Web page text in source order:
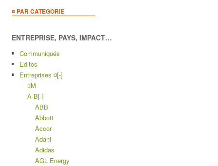
¤ PAR CATEGORIE
ENTREPRISE, PAYS, IMPACT…
Communiqués
Editos
Entreprises ¤[-]
3M
A-B[-]
ABB
Abbott
Accor
Adani
Adidas
AGL Energy